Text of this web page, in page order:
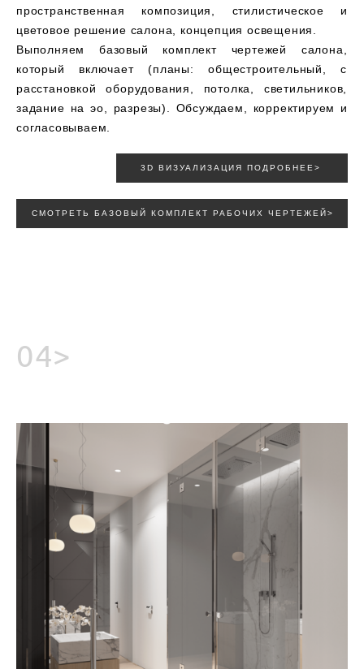
пространственная композиция, стилистическое и
цветовое решение салона, концепция освещения.
Выполняем базовый комплект чертежей салона,
который включает (планы: общестроительный, с
расстановкой оборудования, потолка, светильников,
задание на эо, разрезы). Обсуждаем, корректируем и
согласовываем.
3D ВИЗУАЛИЗАЦИЯ ПОДРОБНЕЕ>
СМОТРЕТЬ БАЗОВЫЙ КОМПЛЕКТ РАБОЧИХ ЧЕРТЕЖЕЙ>
04>